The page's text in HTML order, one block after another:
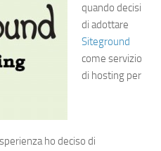
quando decisi
di adottare
Siteground
come servizio
di hosting per
ho deciso di